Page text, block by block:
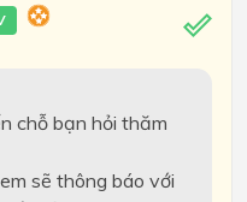
chỗ bạn hỏi thăm
sẽ thông báo với